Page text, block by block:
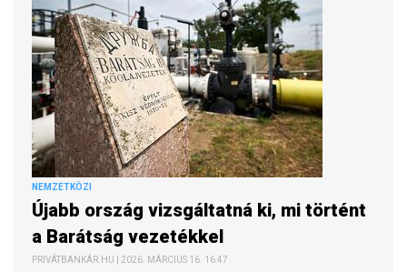
NEMZETKÖZI
Újabb ország vizsgáltatná ki, mi történt
a Barátság vezetékkel
PRIVÁTBANKÁR.HU | 2026. MÁRCIUS 16. 16:47